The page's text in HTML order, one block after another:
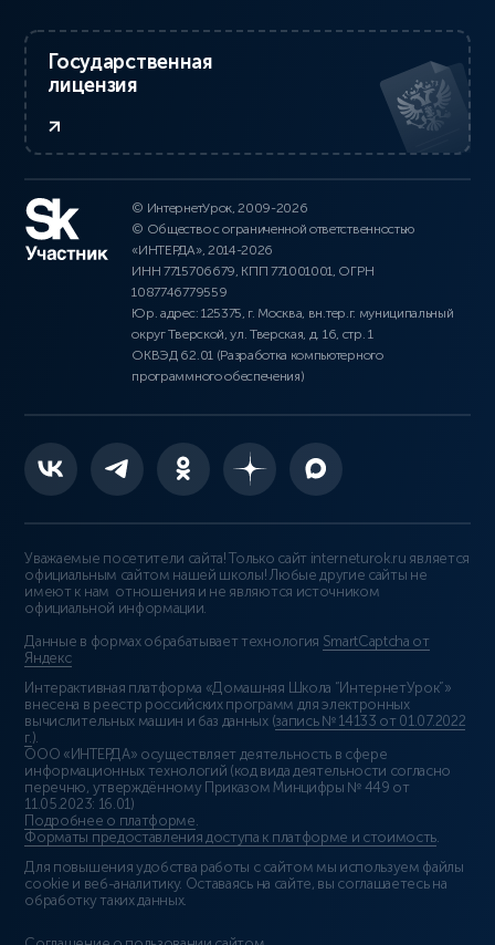
Государственная
лицензия
© ИнтернетУрок, 2009-2026
© Общество с ограниченной ответственностью
«ИНТЕРДА», 2014-2026
ИНН 7715706679, КПП 771001001, ОГРН
1087746779559
Юр. адрес: 125375, г. Москва, вн.тер.г. муниципальный
округ Тверской, ул. Тверская, д. 16, стр. 1
ОКВЭД 62.01 (Разработка компьютерного
программного обеспечения)
Уважаемые посетители сайта! Только сайт interneturok.ru является
официальным сайтом нашей школы! Любые другие сайты не
имеют к нам отношения и не являются источником
официальной информации.
Данные в формах обрабатывает технология SmartCaptcha от
Яндекс
Интерактивная платформа «Домашняя Школа “ИнтернетУрок”»
внесена в реестр российских программ для электронных
вычислительных машин и баз данных (запись № 14133 от 01.07.2022
г.).
ООО «ИНТЕРДА» осуществляет деятельность в сфере
информационных технологий (код вида деятельности согласно
перечню, утверждённому Приказом Минцифры № 449 от
11.05.2023: 16.01)
Подробнее о платформе.
Форматы предоставления доступа к платформе и стоимость.
Для повышения удобства работы с сайтом мы используем файлы
cookie и веб-аналитику. Оставаясь на сайте, вы соглашаетесь на
обработку таких данных.